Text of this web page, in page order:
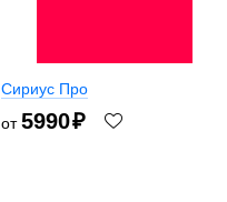
Сириус Про
от5990₽